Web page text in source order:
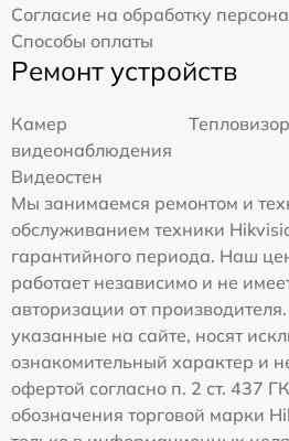
Согласие на обработку
Способы оплаты
Ремонт устройств
Камер
видеонаблюдения
Видеостен
Мы занимаемся ремонтом и
обслуживанием техники
гарантийного периода. Наш
работает независимо и не
авторизации от
указанные на сайте, носят
ознакомительный характер и
офертой согласно п. 2 ст. 437
обозначения торговой марки